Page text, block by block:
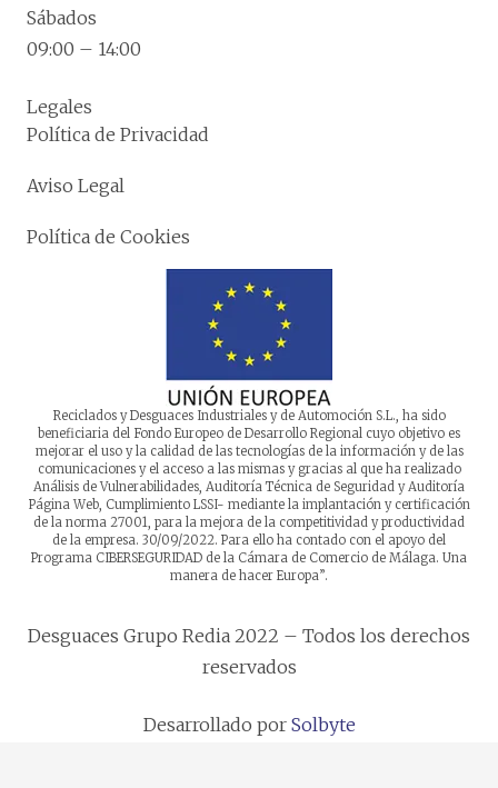
Sábados
09:00 – 14:00
Legales
Política de Privacidad
Aviso Legal
Política de Cookies
Reciclados y Desguaces Industriales y de Automoción S.L., ha sido
beneficiaria del Fondo Europeo de Desarrollo Regional cuyo objetivo es
mejorar el uso y la calidad de las tecnologías de la información y de las
comunicaciones y el acceso a las mismas y gracias al que ha realizado
Análisis de Vulnerabilidades, Auditoría Técnica de Seguridad y Auditoría
Página Web, Cumplimiento LSSI- mediante la implantación y certificación
de la norma 27001, para la mejora de la competitividad y productividad
de la empresa. 30/09/2022. Para ello ha contado con el apoyo del
Programa CIBERSEGURIDAD de la Cámara de Comercio de Málaga. Una
manera de hacer Europa”.
Desguaces Grupo Redia 2022 – Todos los derechos
reservados
Desarrollado por Solbyte